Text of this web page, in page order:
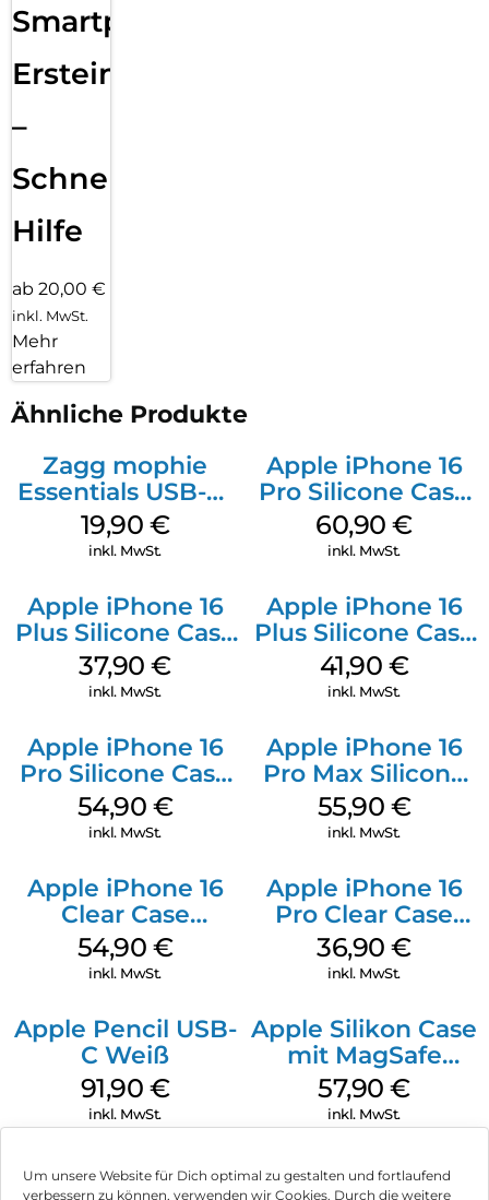
Um unsere Website für Dich optimal zu gestalten und fortlaufend
verbessern zu können, verwenden wir Cookies. Durch die weitere
Smartphone
Ersteinrichtung
–
Schnelle
Hilfe
ab 20,00 €
inkl. MwSt.
Mehr
erfahren
Ähnliche Produkte
Zagg mophie
Essentials USB-C-
20W Charger PD
Weiß
19,90 €
inkl. MwSt.
Apple iPhone 16
Pro Silicone Case
MagSafe Stone
Gray
60,90€
inkl. MwSt.
Apple iPhone 16
Plus Silicone Case
MagSafe Lake
Green
37,90€
inkl. MwSt.
Apple iPhone 16
Plus Silicone Case
MagSafe Stone
Gray
41,90 €
inkl. MwSt.
Apple iPhone 16
Pro Silicone Case
MagSafe Black
54,90 €
inkl. MwSt.
Apple iPhone 16
Pro Max Silicone
Case MagSafe
Stone Gray
55,90 €
inkl. MwSt.
Apple iPhone 16
Clear Case
MagSafe
Transparent
54,90 €
inkl. MwSt.
Apple iPhone 16
Pro Clear Case
MagSafe
Transparent
36,90€
inkl. MwSt.
Apple Pencil USB-
C Weiß
91,90 €
inkl. MwSt.
Apple Silikon Case
mit MagSafe
iPhone 14 Pro
(PRODUCT)RED
57,90€
inkl. MwSt.